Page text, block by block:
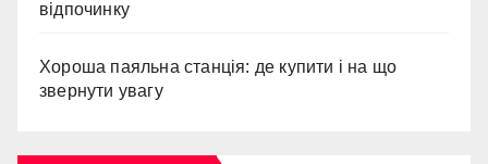
відпочинку
Хороша паяльна станція: де купити і на що
звернути увагу